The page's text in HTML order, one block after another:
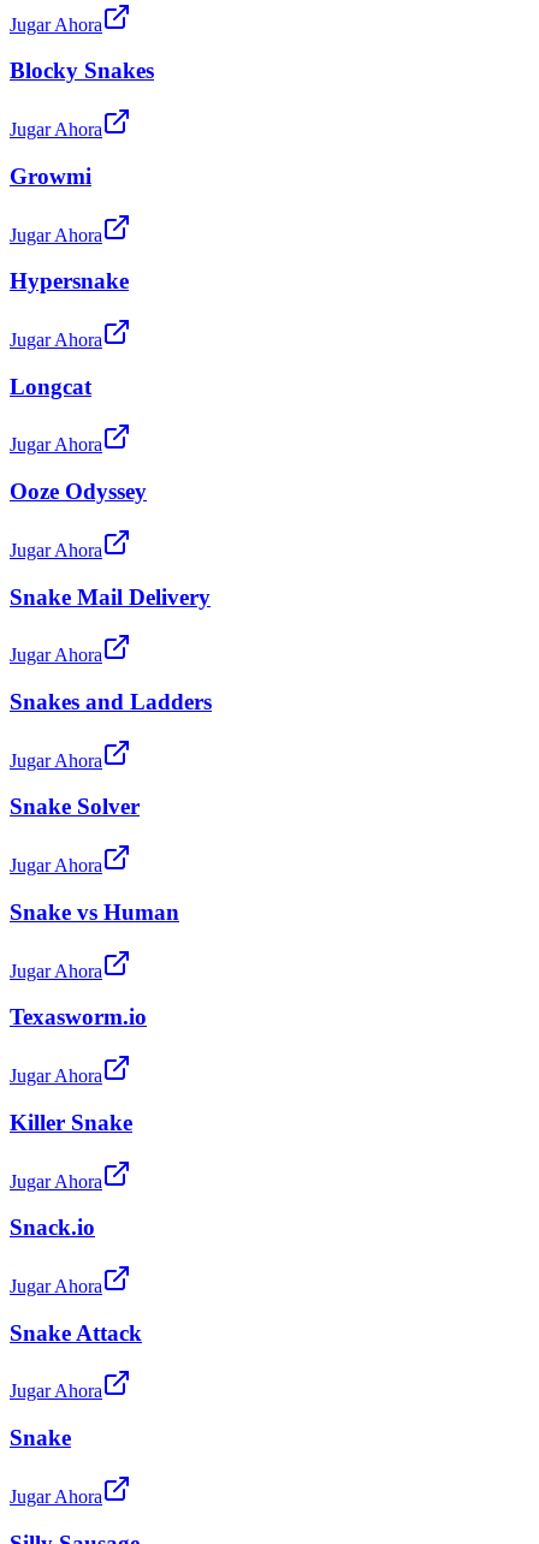
Jugar Ahora
Blocky Snakes
Jugar Ahora
Growmi
Jugar Ahora
Hypersnake
Jugar Ahora
Longcat
Jugar Ahora
Ooze Odyssey
Jugar Ahora
Snake Mail Delivery
Jugar Ahora
Snakes and Ladders
Jugar Ahora
Snake Solver
Jugar Ahora
Snake vs Human
Jugar Ahora
Texasworm.io
Jugar Ahora
Killer Snake
Jugar Ahora
Snack.io
Jugar Ahora
Snake Attack
Jugar Ahora
Snake
Jugar Ahora